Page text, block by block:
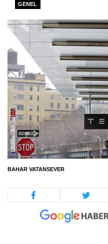
GENEL
BAHAR VATANSEVER